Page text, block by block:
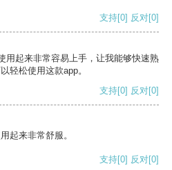
支持[0] 反对[0]
用起来非常容易上手，让我能够快速熟
轻松使用这款app。
支持[0] 反对[0]
起来非常舒服。
支持[0] 反对[0]